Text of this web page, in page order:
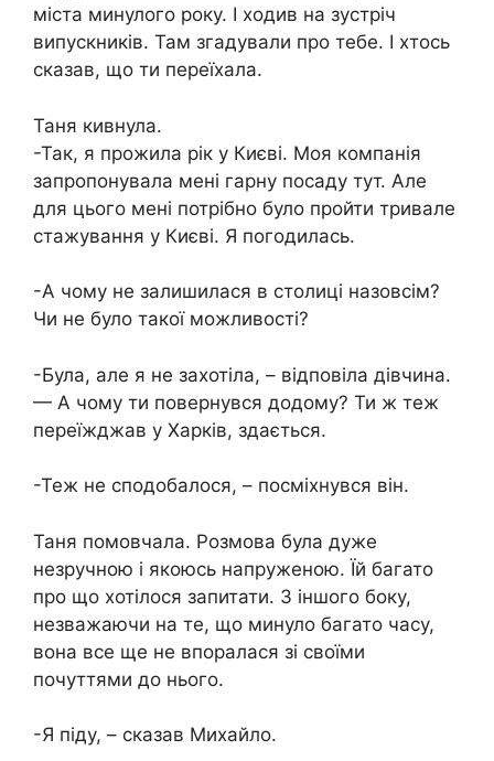
міста минулого року. І ходив на зустріч
випускників. Там згадували про тебе. І хтось
сказав, що ти переїхала.
Таня кивнула.
-Так, я прожила рік у Києві. Моя компанія
запропонувала мені гарну посаду тут. Але
для цього мені потрібно було пройти тривале
стажування у Києві. Я погодилась.
-А чому не залишилася в столиці назовсім?
Чи не було такої можливості?
-Була, але я не захотіла, – відповіла дівчина.
— А чому ти повернувся додому? Ти ж теж
переїжджав у Харків, здається.
-Теж не сподобалося, – посміхнувся він.
Таня помовчала. Розмова була дуже
незручною і якоюсь напруженою. Їй багато
про що хотілося запитати. З іншого боку,
незважаючи на те, що минуло багато часу,
вона все ще не впоралася зі своїми
почуттями до нього.
-Я піду, – сказав Михайло.